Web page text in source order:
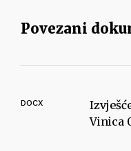
Povezani
DOCX
Vinica